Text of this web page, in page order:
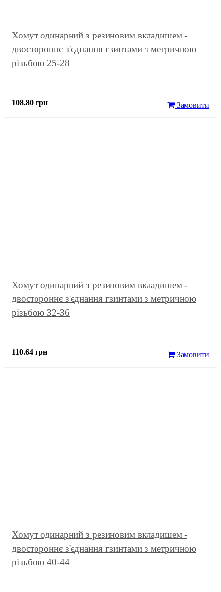
Хомут одинарний з резиновим вкладишем -
двостороннє з'єднання гвинтами з метричною
різьбою 25-28
108.80 грн Замовити
Хомут одинарний з резиновим вкладишем -
двостороннє з'єднання гвинтами з метричною
різьбою 32-36
110.64 грн Замовити
Хомут одинарний з резиновим вкладишем -
двостороннє з'єднання гвинтами з метричною
різьбою 40-44